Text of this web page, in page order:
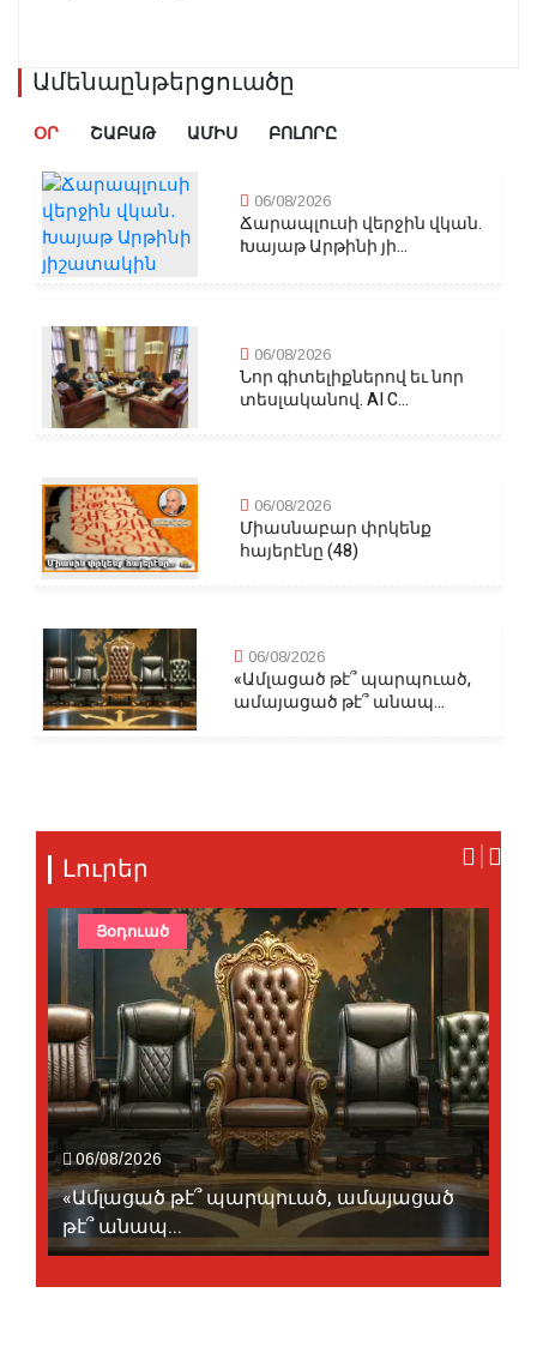
Ամենաընթերցուածը
ՕՐ ՇԱԲԱԹ ԱՄԻՍ ԲՈԼՈՐԸ
06/08/2026
Ճարապլուսի վերջին վկան.
Խայաթ Արթինի յի...
06/08/2026
Նոր գիտելիքներով եւ նոր
տեսլականով. AI C...
06/08/2026
Միասնաբար փրկենք
հայերէնը (48)
06/08/2026
«Ամլացած թէ՞ պարպուած,
ամայացած թէ՞ անապ...
Լուրեր
06/08/2026
«Ամլացած թէ՞ պարպուած, ամայացած
թէ՞ անապ...
Յօդուած